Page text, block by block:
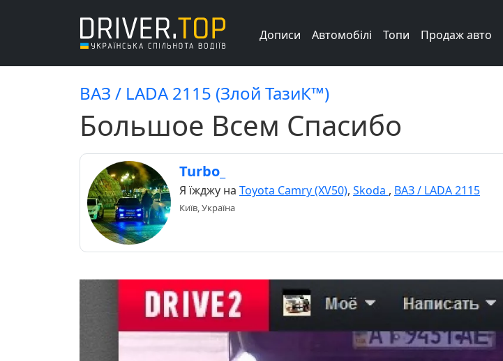
Дописи Автомобілі Топи Продаж авто
ВАЗ / LADA 2115 (Злой ТазиК™)
Большое Всем Спасибо
Turbo_
Я їжджу на Toyota Camry (XV50), Skoda , ВАЗ / LADA 2115
Київ, Україна